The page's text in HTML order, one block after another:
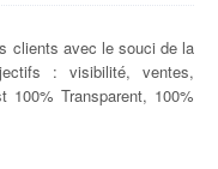
clients avec le souci de la
: visibilité, ventes,
100% Transparent, 100%